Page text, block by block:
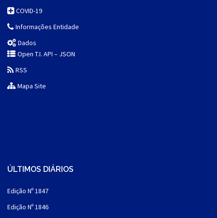
COVID-19
Informações Entidade
Dados
Open T.I. API – JSON
RSS
Mapa Site
ÚLTIMOS DIÁRIOS
Edição Nº 1847
Edição Nº 1846